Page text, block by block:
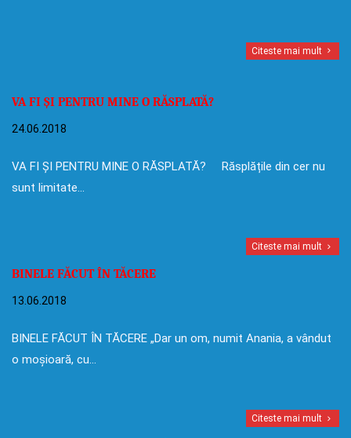
Citeste mai mult
VA FI ȘI PENTRU MINE O RĂSPLATĂ?
24.06.2018
VA FI ȘI PENTRU MINE O RĂSPLATĂ? Răsplățile din cer nu
sunt limitate…
Citeste mai mult
BINELE FĂCUT ÎN TĂCERE
13.06.2018
BINELE FĂCUT ÎN TĂCERE „Dar un om, numit Anania, a vândut
o moșioară, cu…
Citeste mai mult